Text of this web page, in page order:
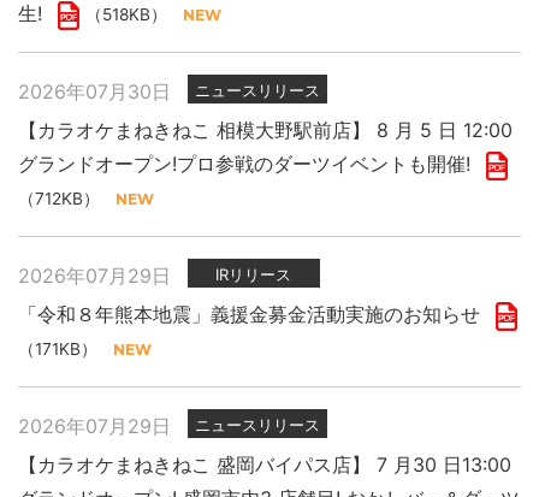
生!
（518KB）
2026年07月30日 ニュースリリース
【カラオケまねきねこ 相模大野駅前店】 8 月 5 日 12:00
グランドオープン!プロ参戦のダーツイベントも開催!
（712KB）
2026年07月29日 IRリリース
「令和８年熊本地震」義援金募金活動実施のお知らせ
（171KB）
2026年07月29日 ニュースリリース
【カラオケまねきねこ 盛岡バイパス店】 7 月30 日13:00